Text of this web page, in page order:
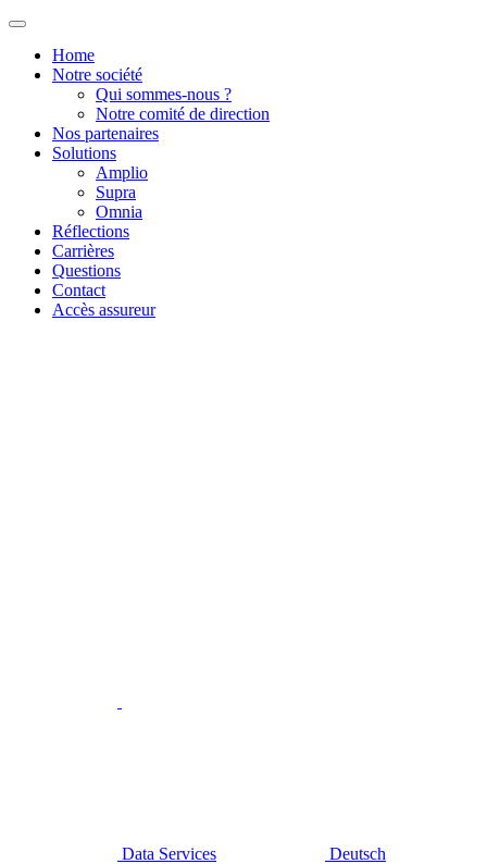
Home
Notre société
Qui sommes-nous ?
Notre comité de direction
Nos partenaires
Solutions
Amplio
Supra
Omnia
Réflections
Carrières
Questions
Contact
Accès assureur
Data Services Deutsch